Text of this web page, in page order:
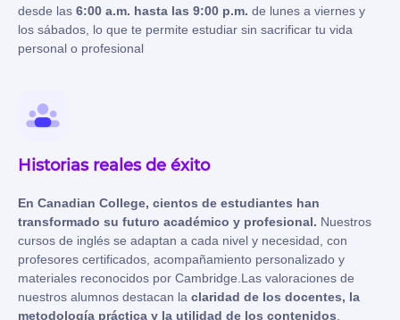
desde las 6:00 a.m. hasta las 9:00 p.m. de lunes a viernes y
los sábados , lo que te permite estudiar sin sacrificar tu vida
personal o profesional
Historias reales de éxito
En Canadian College, cientos de estudiantes han
transformado su futuro académico y profesional. Nuestros
cursos de inglés se adaptan a cada nivel y necesidad, con
profesores certificados, acompañamiento personalizado y
materiales reconocidos por Cambridge.Las valoraciones de
nuestros alumnos destacan la claridad de los docentes, la
metodología práctica y la utilidad de los contenidos